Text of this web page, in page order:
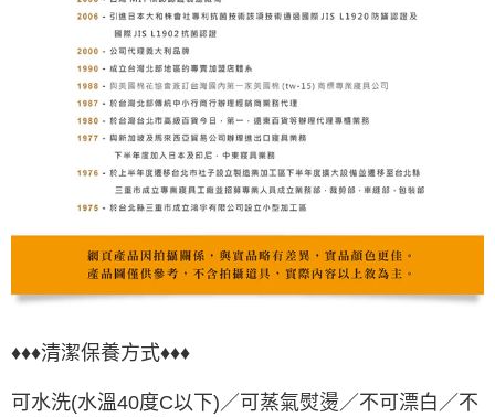
♦♦♦清潔保養方式♦♦♦
可水洗(水溫40度C以下)／可蒸氣熨燙／不可漂白／不